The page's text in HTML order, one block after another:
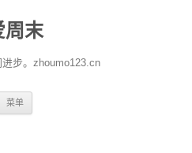
周末
步。zhoumo123.cn
菜单